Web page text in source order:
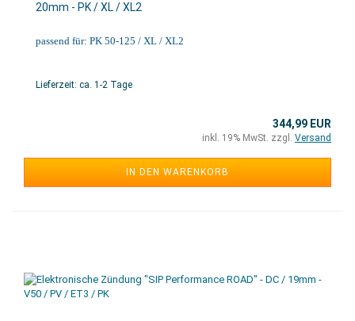
20mm - PK / XL / XL2
passend für: PK 50-125 / XL / XL2
Lieferzeit: ca. 1-2 Tage
344,99 EUR
inkl. 19% MwSt. zzgl. Versand
IN DEN WARENKORB